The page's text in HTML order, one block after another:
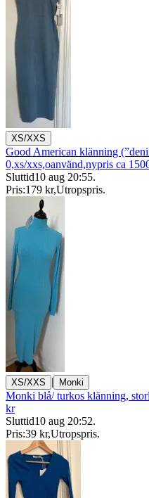
XS/XXS
Good American klänning
0,xs/xxs,oanvänd,nypris ca
Sluttid10 aug 20:55.
Pris:179 kr,Utropspris.
XS/XXS | Monki
Monki blå/ turkos klänning,
kr
Sluttid10 aug 20:52.
Pris:39 kr,Utropspris.